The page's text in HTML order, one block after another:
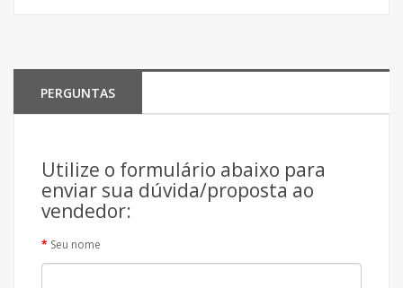
PERGUNTAS
Utilize o formulário abaixo para
enviar sua dúvida/proposta ao
vendedor:
Seu nome